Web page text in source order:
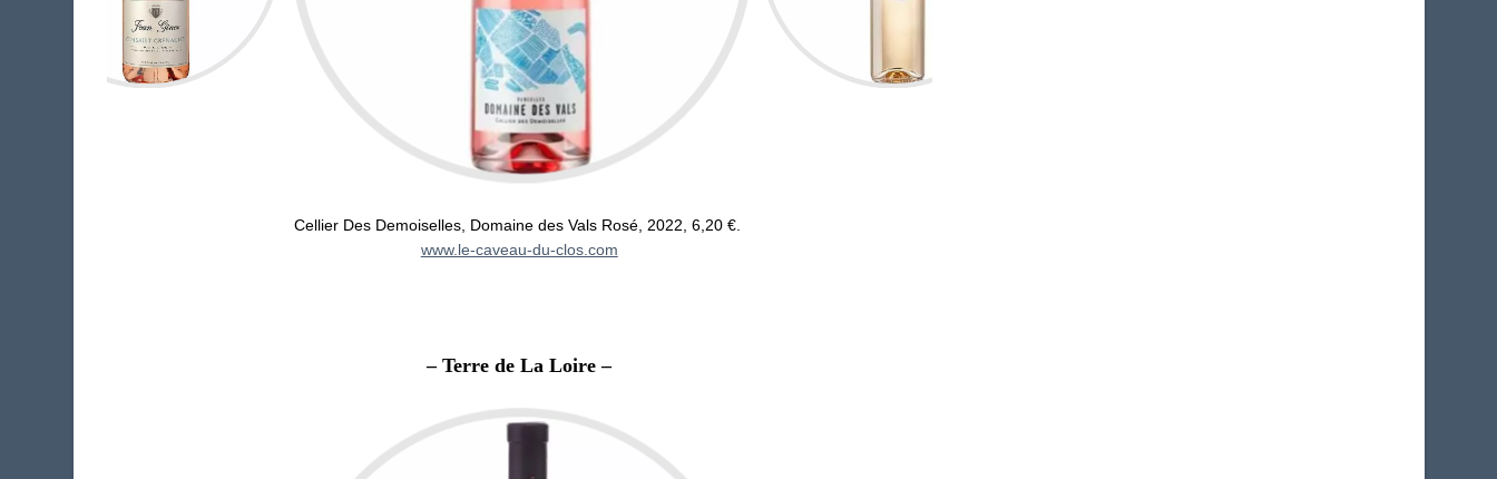
Cellier Des Demoiselles, Domaine des Vals Rosé, 2022, 6,20 €.
www.le-caveau-du-clos.com
– Terre de La Loire –